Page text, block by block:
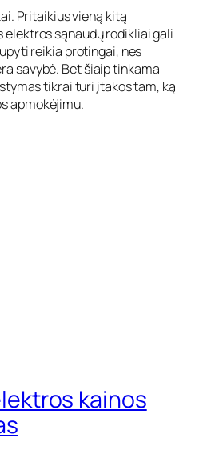
Pritaikius vieną kitą
elektros sąnaudų rodikliai gali
reikia protingai, nes
savybė. Bet šiaip tinkama
tikrai turi įtakos tam, ką
apmokėjimu.
kainos